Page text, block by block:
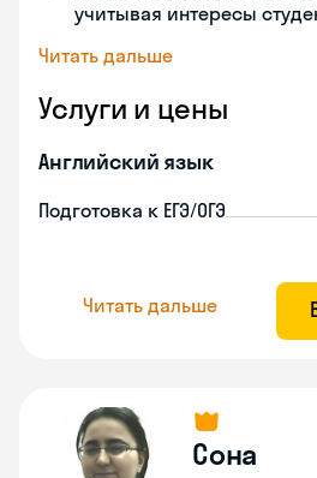
учитывая интересы
Читать дальше
Услуги и цены
Английский язык
Подготовка к ЕГЭ/ОГЭ
Читать дальше
Сона